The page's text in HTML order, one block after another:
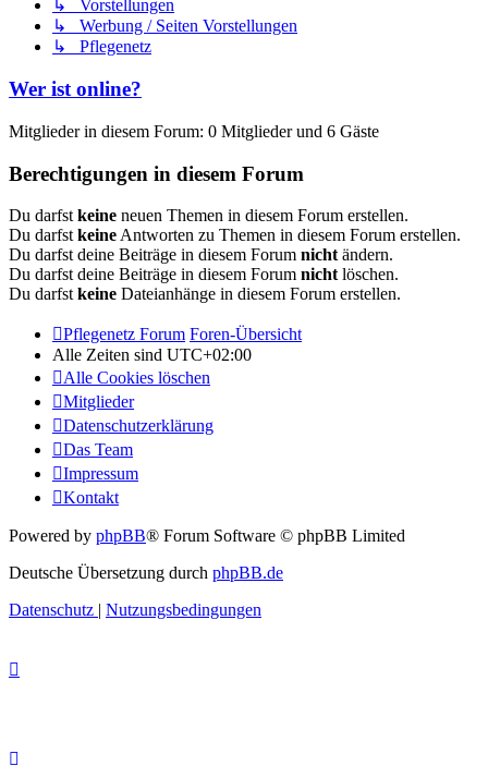
↳ Vorstellungen
↳ Werbung / Seiten Vorstellungen
↳ Pflegenetz
Wer ist online?
Mitglieder in diesem Forum: 0 Mitglieder und 6 Gäste
Berechtigungen in diesem Forum
Du darfst keine neuen Themen in diesem Forum erstellen.
Du darfst keine Antworten zu Themen in diesem Forum erstellen.
Du darfst deine Beiträge in diesem Forum nicht ändern.
Du darfst deine Beiträge in diesem Forum nicht löschen.
Du darfst keine Dateianhänge in diesem Forum erstellen.
Pflegenetz Forum Foren-Übersicht
Alle Zeiten sind UTC+02:00
Alle Cookies löschen
Mitglieder
Datenschutzerklärung
Das Team
Impressum
Kontakt
Powered by phpBB® Forum Software © phpBB Limited
Deutsche Übersetzung durch phpBB.de
Datenschutz | Nutzungsbedingungen